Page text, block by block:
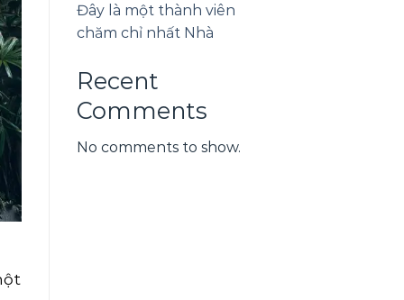
Đây là một thành viên
chăm chỉ nhất Nhà
Recent
Comments
No comments to show.